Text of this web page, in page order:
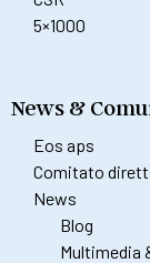
5×1000
News &
Eos aps
Comitato
News
Blog
Multimedia